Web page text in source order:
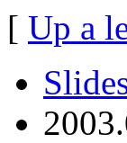
[ Up a